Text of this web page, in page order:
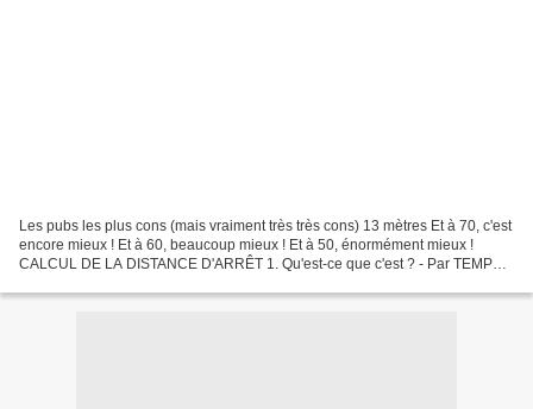
Les pubs les plus cons (mais vraiment très très cons) 13 mètres Et à 70, c'est
encore mieux ! Et à 60, beaucoup mieux ! Et à 50, énormément mieux !
CALCUL DE LA DISTANCE D'ARRÊT 1. Qu'est-ce que c'est ? - Par TEMPS